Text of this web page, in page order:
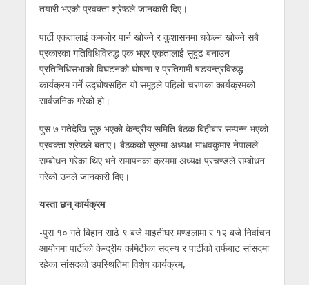
तयारी भएको प्रवक्ता श्रेष्ठले जानकारी दिए।
पार्टी एकतालाई कमजोर पार्न खोज्ने र कुशासनमा धकेल्न खोज्ने सबै
प्रकारका गतिविधिविरुद्ध एक भएर एकतालाई सुदृढ बनाउन
प्रतिनिधिसभाको विघटनको घोषणा र प्रतिगामी षडयन्त्रविरुद्ध
कार्यक्रम गर्ने उद्घोषसहित यो समूहले पहिलो चरणका कार्यक्रमको
सार्वजनिक गरेको हो।
पुस ७ गतेदेखि सुरु भएको केन्द्रीय समिति बैठक बिहीबार सम्पन्न भएको
प्रवक्ता श्रेष्ठले बताए। बैठकको सुरुमा अध्यक्ष माधवकुमार नेपालले
सम्बोधन गरेका थिए भने समापनका क्रममा अध्यक्ष प्रचण्डले सम्बोधन
गरेको उनले जानकारी दिए।
यस्ता छन् कार्यक्रम
-पुस १० गते बिहान साढे ९ बजे माइतीघर मण्डलामा र १२ बजे निर्वाचन
आयोगमा पार्टीको केन्द्रीय कमिटीका सदस्य र पार्टीको तर्फबाट सांसदमा
रहेका सांसदको उपस्थितिमा विशेष कार्यक्रम,